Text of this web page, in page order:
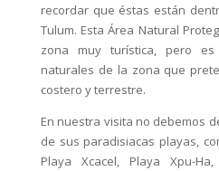
recordar que éstas están
Tulum. Esta Área Natural
zona muy turística, pero
naturales de la zona que
costero y terrestre.
En nuestra visita no debemos
de sus paradisiacas playas,
Playa Xcacel, Playa Xpu-